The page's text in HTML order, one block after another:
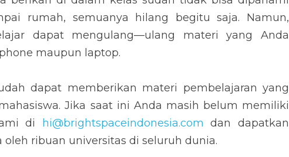
rumah, semuanya hilang begitu saja. Namun,
dapat mengulang—ulang materi yang Anda
maupun laptop.
dapat memberikan materi pembelajaran yang
Jika saat ini Anda masih belum memiliki
di
hi@brightspaceindonesia.com dan dapatkan
oleh ribuan universitas di seluruh dunia.